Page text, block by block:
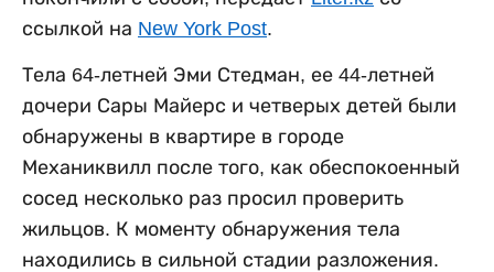
ссылкой на New York Post.
Тела 64-летней Эми Стедман, ее 44-летней
дочери Сары Майерс и четверых детей были
обнаружены в квартире в городе
Механиквилл после того, как обеспокоенный
сосед несколько раз просил проверить
жильцов. К моменту обнаружения тела
находились в сильной стадии разложения.